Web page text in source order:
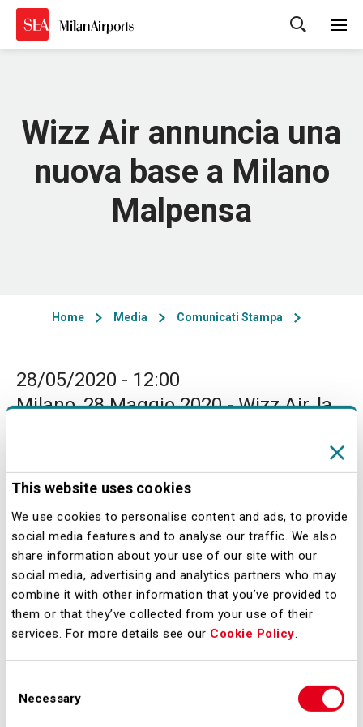
This website uses cookies
We use cookies to personalise content and ads, to provide
social media features and to analyse our traffic. We also
share information about your use of our site with our
social media, advertising and analytics partners who may
combine it with other information that you’ve provided to
them or that they’ve collected from your use of their
services. For more details see our Cookie Policy.
Selection
Necessary
Cerca
Wizz Air annuncia una
nuova base a Milano
Malpensa
Home Media Comunicati Stampa
28/05/2020 - 12:00
Milano, 28 Maggio 2020 - Wizz Air, la
annunciato oggi la sua 29esima base
a Milano. La compagnia aerea baserà
5 Airbus A321 a Milano Malpensa a
Luglio 2020. Accanto alla creazione
della nuova base e al completamento
delle otto rotte già operative, Wizz Air
ha annunciato venti nuove rotte per
undici paesi da Milano Malpensa a